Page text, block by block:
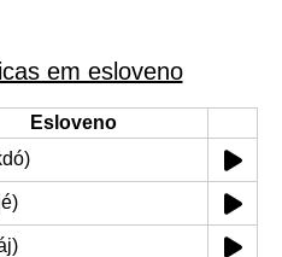
em esloveno
Esloveno